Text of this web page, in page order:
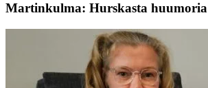
Martinkulma: Hurskasta huumoria